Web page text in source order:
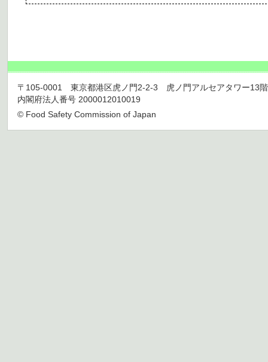
〒105-0001 東京都港区虎ノ門2-2-3 虎ノ門アルセアタワー13
内閣府法人番号 2000012010019
© Food Safety Commission of Japan